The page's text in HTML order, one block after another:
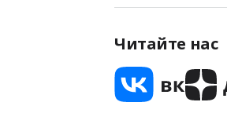
Читайте нас